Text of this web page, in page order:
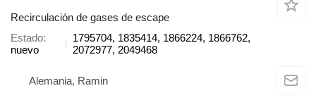
Recirculación de gases de escape
Estado
nuevo
1795704, 1835414, 1866224, 1866762,
2072977, 2049468
Alemania, Ramin